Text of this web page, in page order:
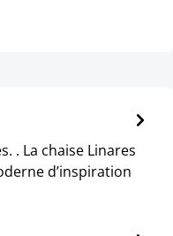
. La chaise Linares
d’inspiration